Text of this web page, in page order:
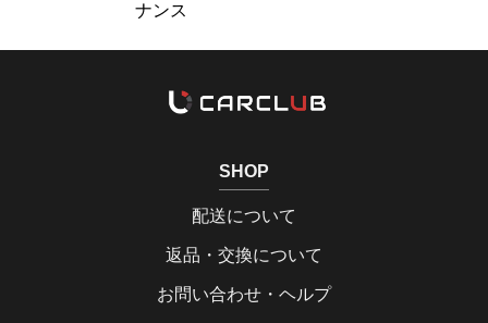
ナンス
SHOP
配送について
返品・交換について
お問い合わせ・ヘルプ